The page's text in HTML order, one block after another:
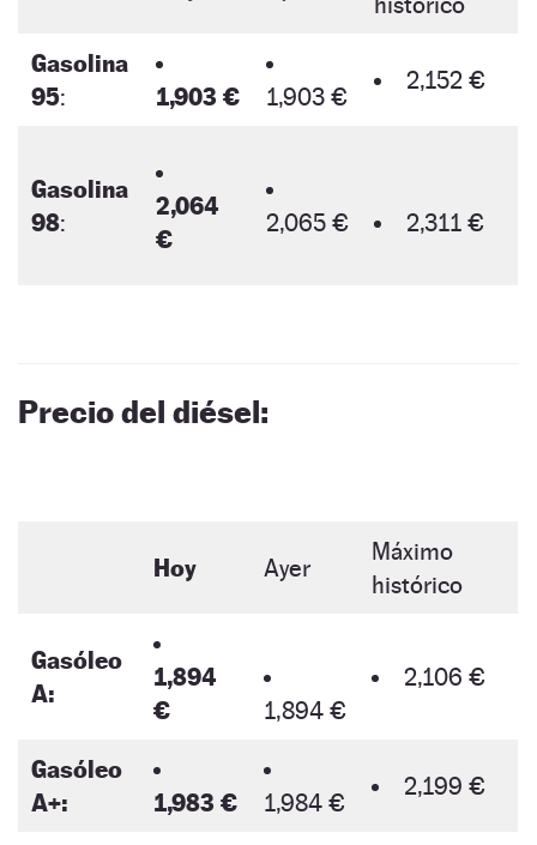
Gasolina
95: 1,903 € 1,903 €
2,152 €
Gasolina
98:
2,064
€
2,065 € 2,311 €
Precio del diésel:
Hoy Ayer
Máximo
histórico
Gasóleo
A:
1,894
€
1,894 €
2,106 €
Gasóleo
A+:
1,983 € 1,984 €
2,199 €